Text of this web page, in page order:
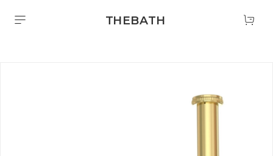
THEBATH